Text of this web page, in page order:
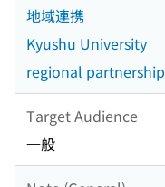
地域連携
Kyushu University
regional partnership
Target Audience
一般